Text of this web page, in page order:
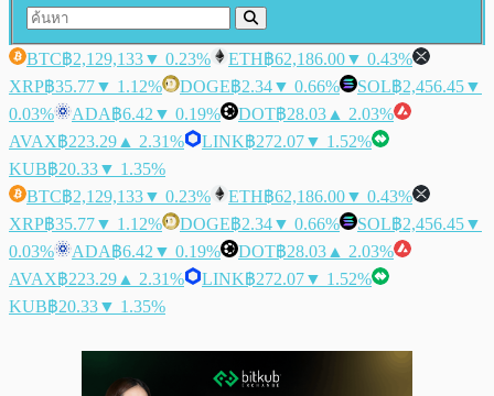
BTC฿2,129,133▼ 0.23% ETH฿62,186.00▼ 0.43%
XRP฿35.77▼ 1.12% DOGE฿2.34▼ 0.66% SOL฿2,456.45▼
0.03%
ADA฿6.42 ▼ 0.19% DOT฿28.03 ▲ 2.03%
AVAX฿223.29 ▲ 2.31% LINK฿272.07▼ 1.52%
KUB฿20.33▼ 1.35%
BTC฿2,129,133▼ 0.23% ETH฿62,186.00▼ 0.43%
XRP฿35.77▼ 1.12% DOGE฿2.34▼ 0.66% SOL฿2,456.45▼
0.03%
ADA฿6.42 ▼ 0.19% DOT฿28.03 ▲ 2.03%
AVAX฿223.29 ▲ 2.31% LINK฿272.07▼ 1.52%
KUB฿20.33▼ 1.35%